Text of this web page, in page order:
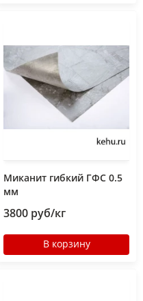
Миканит гибкий ГФС 0.5
мм
3800 руб/кг
В корзину